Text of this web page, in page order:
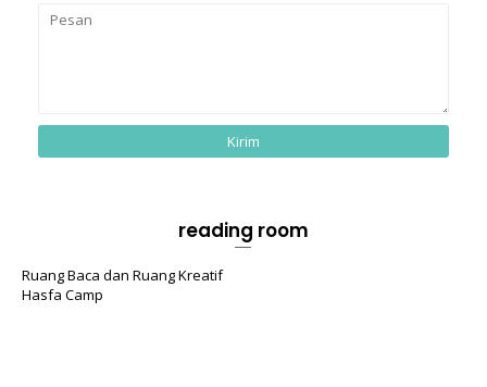
reading room
Ruang Baca dan Ruang Kreatif
Hasfa Camp